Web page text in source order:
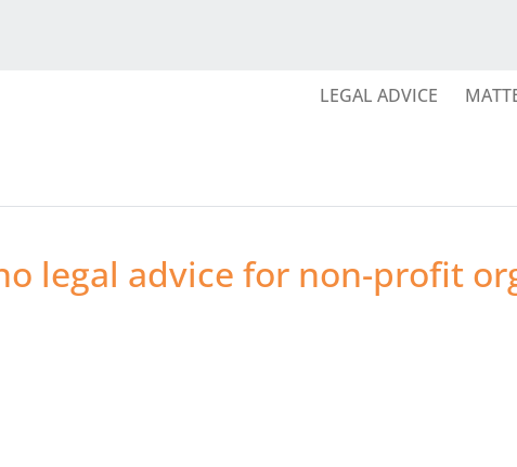
LEGAL ADVICE
legal advice for non-profit